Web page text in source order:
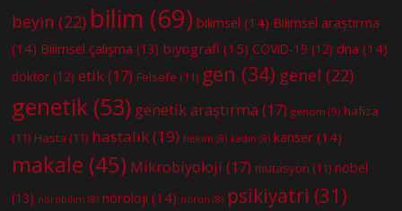
beyin (22) bilim (69) bilimsel (14) Bilimsel araştırma
(14) Bilimsel çalışma (13) biyografi (15) COVID-19 (12) dna (14)
doktor (12) etik(17) Felsefe (11) gen (34) genel (22)
genetik (53) genetik araştırma (17) genom (9) hafıza
(11) Hasta (11) hastalık(19) hekim (8) kadın (8) kanser (14)
makale (45) Mikrobiyoloji (17) mutasyon (11) nobel
(13) nörobilim (8) nöroloji (14) nöron (8) psikiyatri (31)